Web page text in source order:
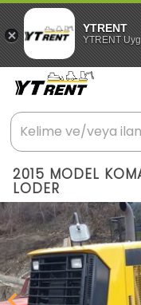
YTRENT
YTRENT
2015 MODEL
LODER